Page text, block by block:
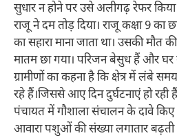
सुधार न होने पर उसे अलीगढ़ रेफर
राजू ने दम तोड़ दिया। राजू कक्षा 9 का
का सहारा माना जाता था। उसकी मौत
मातम छा गया। परिजन बेसुध हैं और
ग्रामीणों का कहना है कि क्षेत्र में लंबे
रहे हैं।जिससे आए दिन दुर्घटनाएं हो रही हैं।
पंचायत में गौशाला संचालन के दावे
आवारा पशुओं की संख्या लगातार बढ़ती